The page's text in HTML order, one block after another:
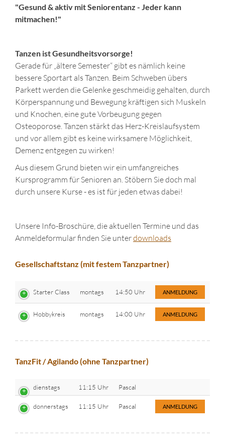
"Gesund & aktiv mit Seniorentanz - Jeder kann
mitmachen!"
Tanzen ist Gesundheitsvorsorge!
Gerade für „ältere Semester“ gibt es nämlich keine
bessere Sportart als Tanzen. Beim Schweben übers
Parkett werden die Gelenke geschmeidig gehalten, durch
Körperspannung und Bewegung kräftigen sich Muskeln
und Knochen, eine gute Vorbeugung gegen
Osteoporose. Tanzen stärkt das Herz-Kreislaufsystem
und vor allem gibt es keine wirksamere Möglichkeit,
Demenz entgegen zu wirken!
Aus diesem Grund bieten wir ein umfangreiches
Kursprogramm für Senioren an. Stöbern Sie doch mal
durch unsere Kurse - es ist für jeden etwas dabei!
Unsere Info-Broschüre, die aktuellen Termine und das
Anmeldeformular finden Sie unterdownloads
Gesellschaftstanz (mit festem Tanzpartner)
Starter Class montags 14:50 Uhr ANMELDUNG
Hobbykreis montags 14:00 Uhr ANMELDUNG
TanzFit / Agilando (ohne Tanzpartner)
dienstags 11:15 Uhr Pascal
donnerstags 11:15 Uhr Pascal ANMELDUNG